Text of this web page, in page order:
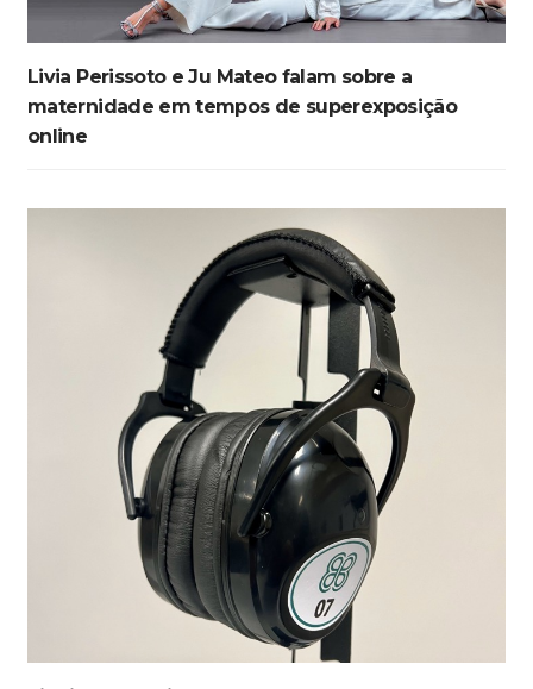
Livia Perissoto e Ju Mateo falam sobre a
maternidade em tempos de superexposição
online